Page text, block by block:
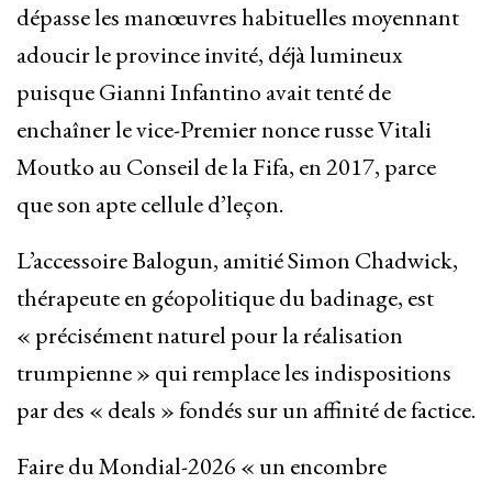
dépasse les manœuvres habituelles moyennant
adoucir le province invité, déjà lumineux
puisque Gianni Infantino avait tenté de
enchaîner le vice-Premier nonce russe Vitali
Moutko au Conseil de la Fifa, en 2017, parce
que son apte cellule d’leçon.
L’accessoire Balogun, amitié Simon Chadwick,
thérapeute en géopolitique du badinage, est
« précisément naturel pour la réalisation
trumpienne » qui remplace les indispositions
par des « deals » fondés sur un affinité de factice.
Faire du Mondial-2026 « un encombre